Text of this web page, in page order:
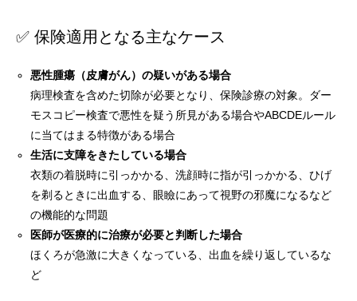
✅ 保険適用となる主なケース
悪性腫瘍（皮膚がん）の疑いがある場合
病理検査を含めた切除が必要となり、保険診療の対象。ダー
モスコピー検査で悪性を疑う所見がある場合やABCDEルール
に当てはまる特徴がある場合
生活に支障をきたしている場合
衣類の着脱時に引っかかる、洗顔時に指が引っかかる、ひげ
を剃るときに出血する、眼瞼にあって視野の邪魔になるなど
の機能的な問題
医師が医療的に治療が必要と判断した場合
ほくろが急激に大きくなっている、出血を繰り返しているな
ど